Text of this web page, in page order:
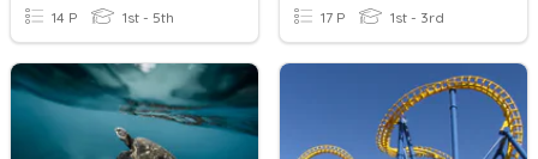
14 P 1st - 5th 17 P 1st - 3rd